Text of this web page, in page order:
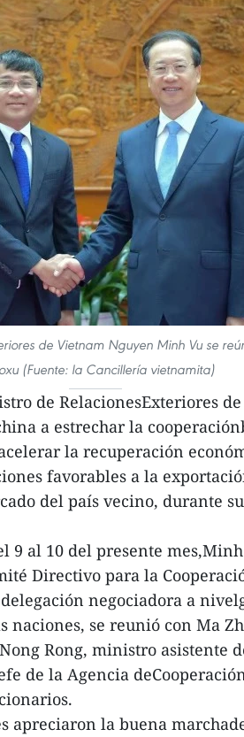
de Vietnam Nguyen Minh Vu se
(Fuente: la Cancillería vietnamita)
de RelacionesExteriores
a estrechar la
la recuperación
favorables a la
del país vecino, durante
9 al 10 del presente
Directivo para la
negociadora a
naciones, se reunió con Ma
Rong, ministro asistente
de la Agencia
apreciaron la buena